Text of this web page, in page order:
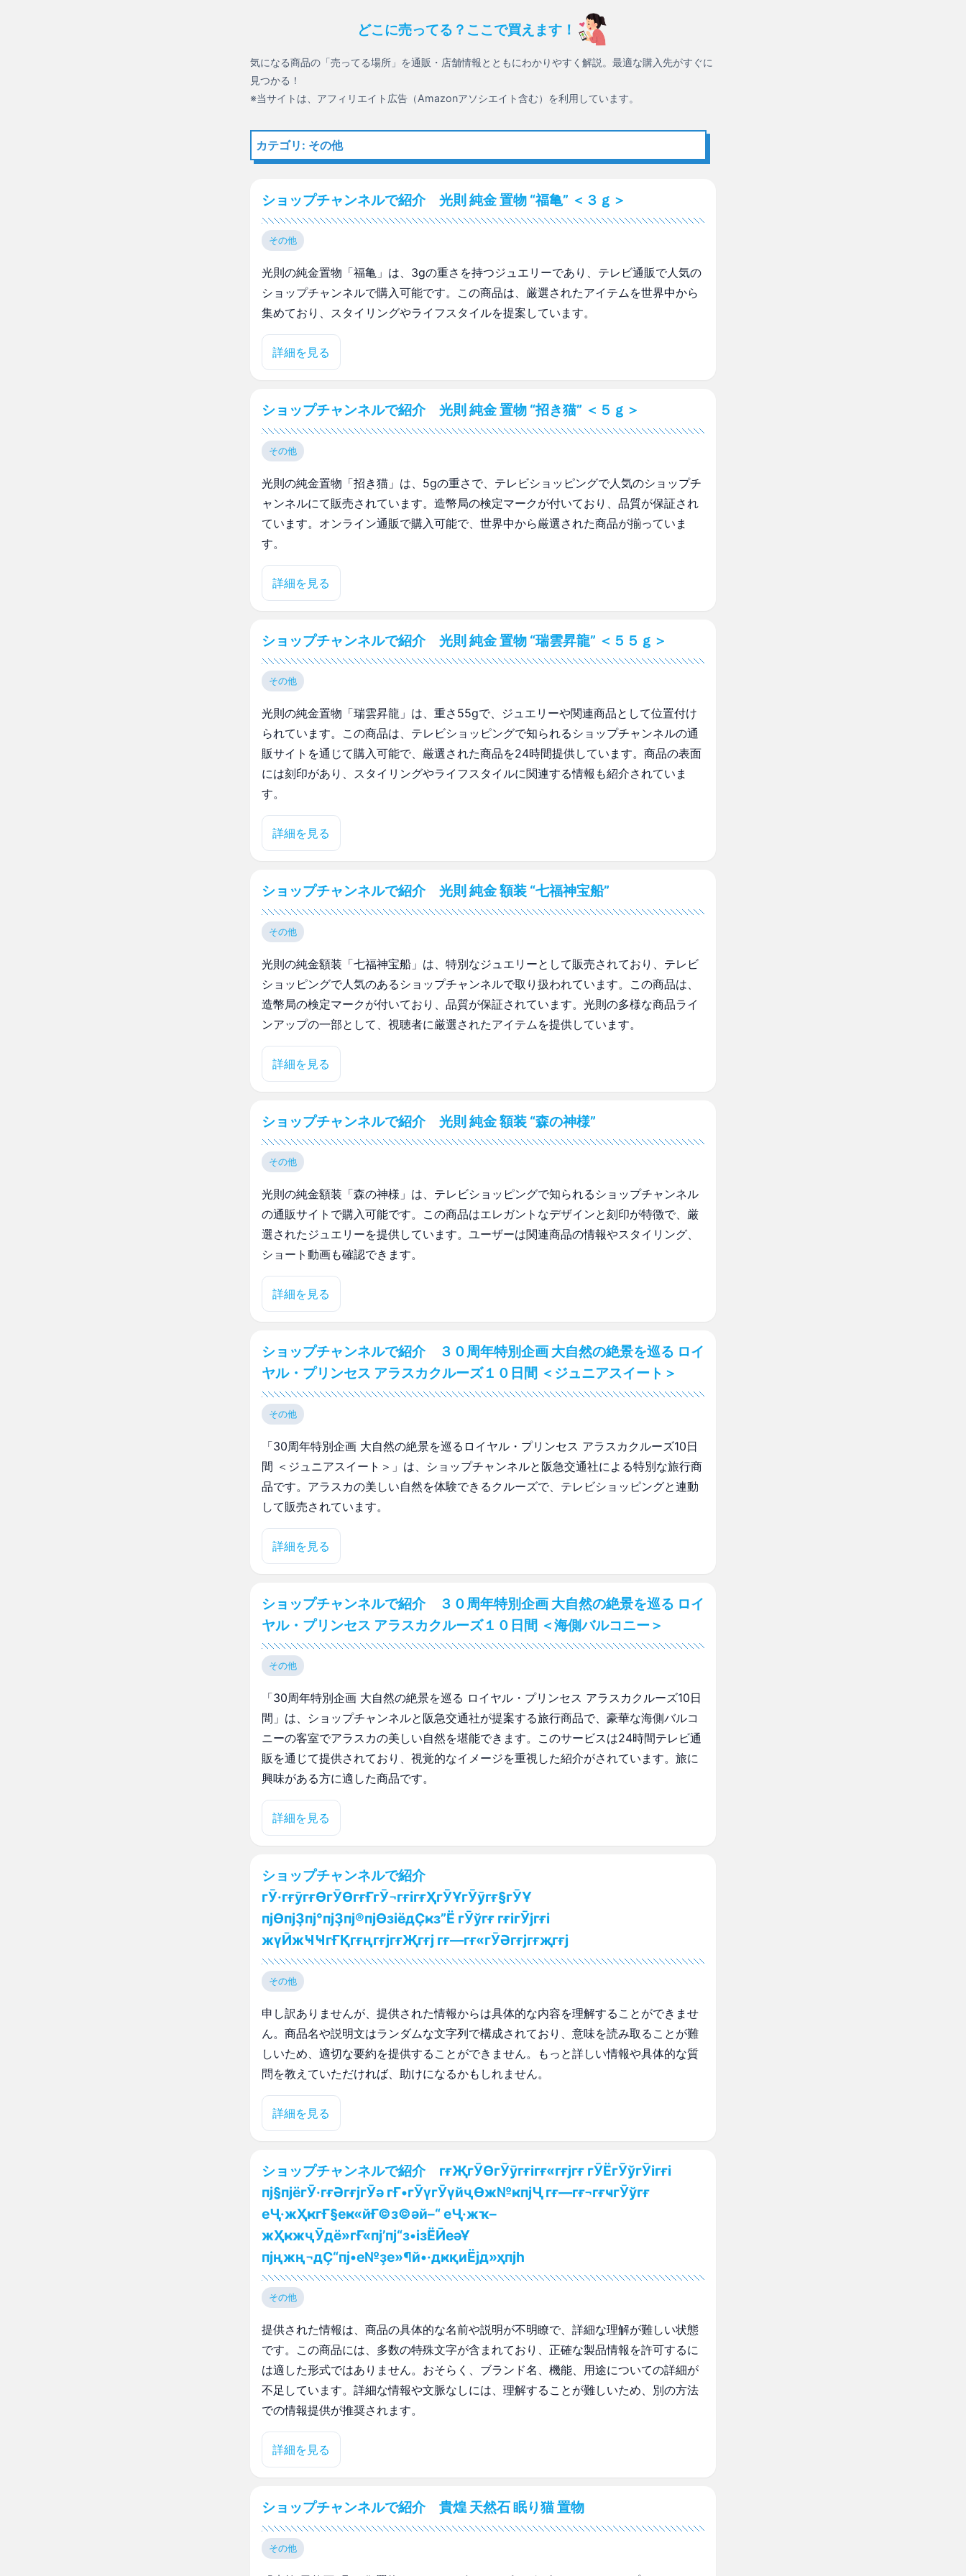
どこに売ってる？ここで買えます！
気になる商品の「売ってる場所」を通販・店舗情報とともにわかりやすく解説。最適な購入先がすぐに
見つかる！
※当サイトは、アフィリエイト広告（Amazonアソシエイト含む）を利用しています。
カテゴリ: その他
ショップチャンネルで紹介 光則 純金 置物 “福亀” ＜３ｇ＞
その他
光則の純金置物「福亀」は、3gの重さを持つジュエリーであり、テレビ通販で人気の
ショップチャンネルで購入可能です。この商品は、厳選されたアイテムを世界中から
集めており、スタイリングやライフスタイルを提案しています。
詳細を見る
ショップチャンネルで紹介 光則 純金 置物 “招き猫” ＜５ｇ＞
その他
光則の純金置物「招き猫」は、5gの重さで、テレビショッピングで人気のショップチ
ャンネルにて販売されています。造幣局の検定マークが付いており、品質が保証され
ています。オンライン通販で購入可能で、世界中から厳選された商品が揃っていま
す。
詳細を見る
ショップチャンネルで紹介 光則 純金 置物 “瑞雲昇龍” ＜５５ｇ＞
その他
光則の純金置物「瑞雲昇龍」は、重さ55gで、ジュエリーや関連商品として位置付け
られています。この商品は、テレビショッピングで知られるショップチャンネルの通
販サイトを通じて購入可能で、厳選された商品を24時間提供しています。商品の表面
には刻印があり、スタイリングやライフスタイルに関連する情報も紹介されていま
す。
詳細を見る
ショップチャンネルで紹介 光則 純金 額装 “七福神宝船”
その他
光則の純金額装「七福神宝船」は、特別なジュエリーとして販売されており、テレビ
ショッピングで人気のあるショップチャンネルで取り扱われています。この商品は、
造幣局の検定マークが付いており、品質が保証されています。光則の多様な商品ライ
ンアップの一部として、視聴者に厳選されたアイテムを提供しています。
詳細を見る
ショップチャンネルで紹介 光則 純金 額装 “森の神様”
その他
光則の純金額装「森の神様」は、テレビショッピングで知られるショップチャンネル
の通販サイトで購入可能です。この商品はエレガントなデザインと刻印が特徴で、厳
選されたジュエリーを提供しています。ユーザーは関連商品の情報やスタイリング、
ショート動画も確認できます。
詳細を見る
ショップチャンネルで紹介 ３０周年特別企画 大自然の絶景を巡る ロイ
ヤル・プリンセス アラスカクルーズ１０日間 ＜ジュニアスイート＞
その他
「30周年特別企画 大自然の絶景を巡るロイヤル・プリンセス アラスカクルーズ10日
間 ＜ジュニアスイート＞」は、ショップチャンネルと阪急交通社による特別な旅行商
品です。アラスカの美しい自然を体験できるクルーズで、テレビショッピングと連動
して販売されています。
詳細を見る
ショップチャンネルで紹介 ３０周年特別企画 大自然の絶景を巡る ロイ
ヤル・プリンセス アラスカクルーズ１０日間 ＜海側バルコニー＞
その他
「30周年特別企画 大自然の絶景を巡る ロイヤル・プリンセス アラスカクルーズ10日
間」は、ショップチャンネルと阪急交通社が提案する旅行商品で、豪華な海側バルコ
ニーの客室でアラスカの美しい自然を堪能できます。このサービスは24時間テレビ通
販を通じて提供されており、視覚的なイメージを重視した紹介がされています。旅に
興味がある方に適した商品です。
詳細を見る
ショップチャンネルで紹介
гӮ·гғӯгғӨгӮӨгғҒгӮ¬гғігғҲгӮҰгӮӯгғ§гӮҰ
пјӨпјҘпј°пјҘпј®пјӨзіёдҪҝз”Ё гӮўгғ гғігӮјгғі
жүӢжҸҸгҒҚгғңгғјгғҖгғј гғ—гғ«гӮӘгғјгғҗгғј
その他
申し訳ありませんが、提供された情報からは具体的な内容を理解することができませ
ん。商品名や説明文はランダムな文字列で構成されており、意味を読み取ることが難
しいため、適切な要約を提供することができません。もっと詳しい情報や具体的な質
問を教えていただければ、助けになるかもしれません。
詳細を見る
ショップチャンネルで紹介 гғҖгӮӨгӮӯгғігғ«гғјгғ гӮЁгӮўгӮігғі
пј§пјёгӮ·гғӘгғјгӮә гҒ•гӮүгӮүйҷӨж№ҝпјҶ гғ—гғ¬гғҹгӮўгғ
еҶ·жҲҝгҒ§еҝ«йҒ©з©әй–“ еҶ·жҡ–
жҲҝжҷӮдё»гҒ«пј’пј“з•ізЁӢеәҰ
пјңжң¬дҪ“пј•е№ҙе»¶й•·дҝқиЁјд»ҳпјһ
その他
提供された情報は、商品の具体的な名前や説明が不明瞭で、詳細な理解が難しい状態
です。この商品には、多数の特殊文字が含まれており、正確な製品情報を許可するに
は適した形式ではありません。おそらく、ブランド名、機能、用途についての詳細が
不足しています。詳細な情報や文脈なしには、理解することが難しいため、別の方法
での情報提供が推奨されます。
詳細を見る
ショップチャンネルで紹介 貴煌 天然石 眠り猫 置物
その他